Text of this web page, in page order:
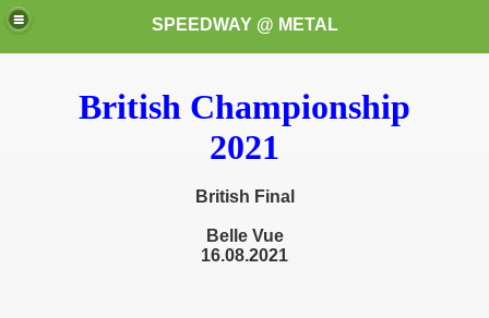
SPEEDWAY @ METAL
British Championship
2021
British Final
Belle Vue
16.08.2021
these speedway programms)